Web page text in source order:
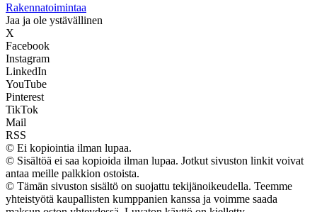
Rakennatoimintaa
Jaa ja ole ystävällinen
X
Facebook
Instagram
LinkedIn
YouTube
Pinterest
TikTok
Mail
RSS
© Ei kopiointia ilman lupaa.
© Sisältöä ei saa kopioida ilman lupaa. Jotkut sivuston linkit voivat
antaa meille palkkion ostoista.
© Tämän sivuston sisältö on suojattu tekijänoikeudella. Teemme
yhteistyötä kaupallisten kumppanien kanssa ja voimme saada